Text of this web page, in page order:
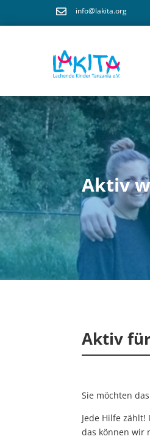
 info@lakita.org
Aktiv
Aktiv
Sie möchten
Jede Hilfe
das können wir